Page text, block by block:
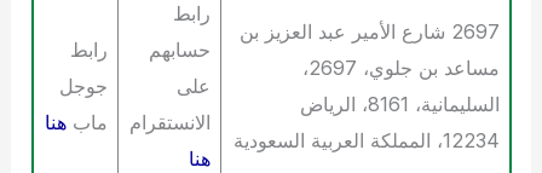
2697 شارع الأمير عبد العزيز بن
مساعد بن جلوي، 2697،
السليمانية، 8161، الرياض
12234، المملكة العربية السعودية
رابط
حسابهم
على
الانستقرام
هنا
رابط
جوجل
مابهنا